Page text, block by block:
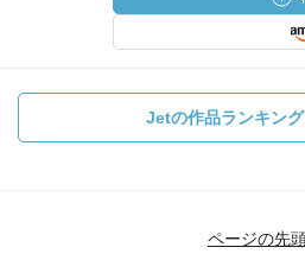
Jetの作品ランキン
ページの先